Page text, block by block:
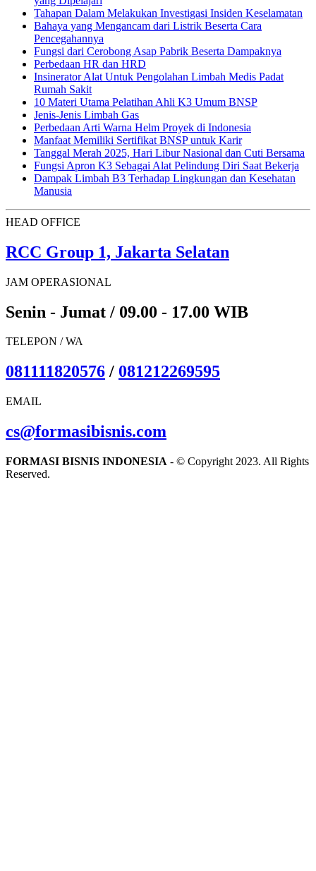
Tahapan Dalam Melakukan Investigasi Insiden Keselamatan
Bahaya yang Mengancam dari Listrik Beserta Cara
Pencegahannya
Fungsi dari Cerobong Asap Pabrik Beserta Dampaknya
Perbedaan HR dan HRD
Insinerator Alat Untuk Pengolahan Limbah Medis Padat
Rumah Sakit
10 Materi Utama Pelatihan Ahli K3 Umum BNSP
Jenis-Jenis Limbah Gas
Perbedaan Arti Warna Helm Proyek di Indonesia
Manfaat Memiliki Sertifikat BNSP untuk Karir
Tanggal Merah 2025, Hari Libur Nasional dan Cuti Bersama
Fungsi Apron K3 Sebagai Alat Pelindung Diri Saat Bekerja
Dampak Limbah B3 Terhadap Lingkungan dan Kesehatan
Manusia
HEAD OFFICE
RCC Group 1, Jakarta Selatan
JAM OPERASIONAL
Senin - Jumat / 09.00 - 17.00 WIB
TELEPON / WA
081111820576 / 081212269595
EMAIL
cs@formasibisnis.com
FORMASI BISNIS INDONESIA - © Copyright 2023. All Rights
Reserved.